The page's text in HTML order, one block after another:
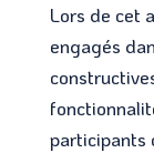
Lors de cet
engagés
participants